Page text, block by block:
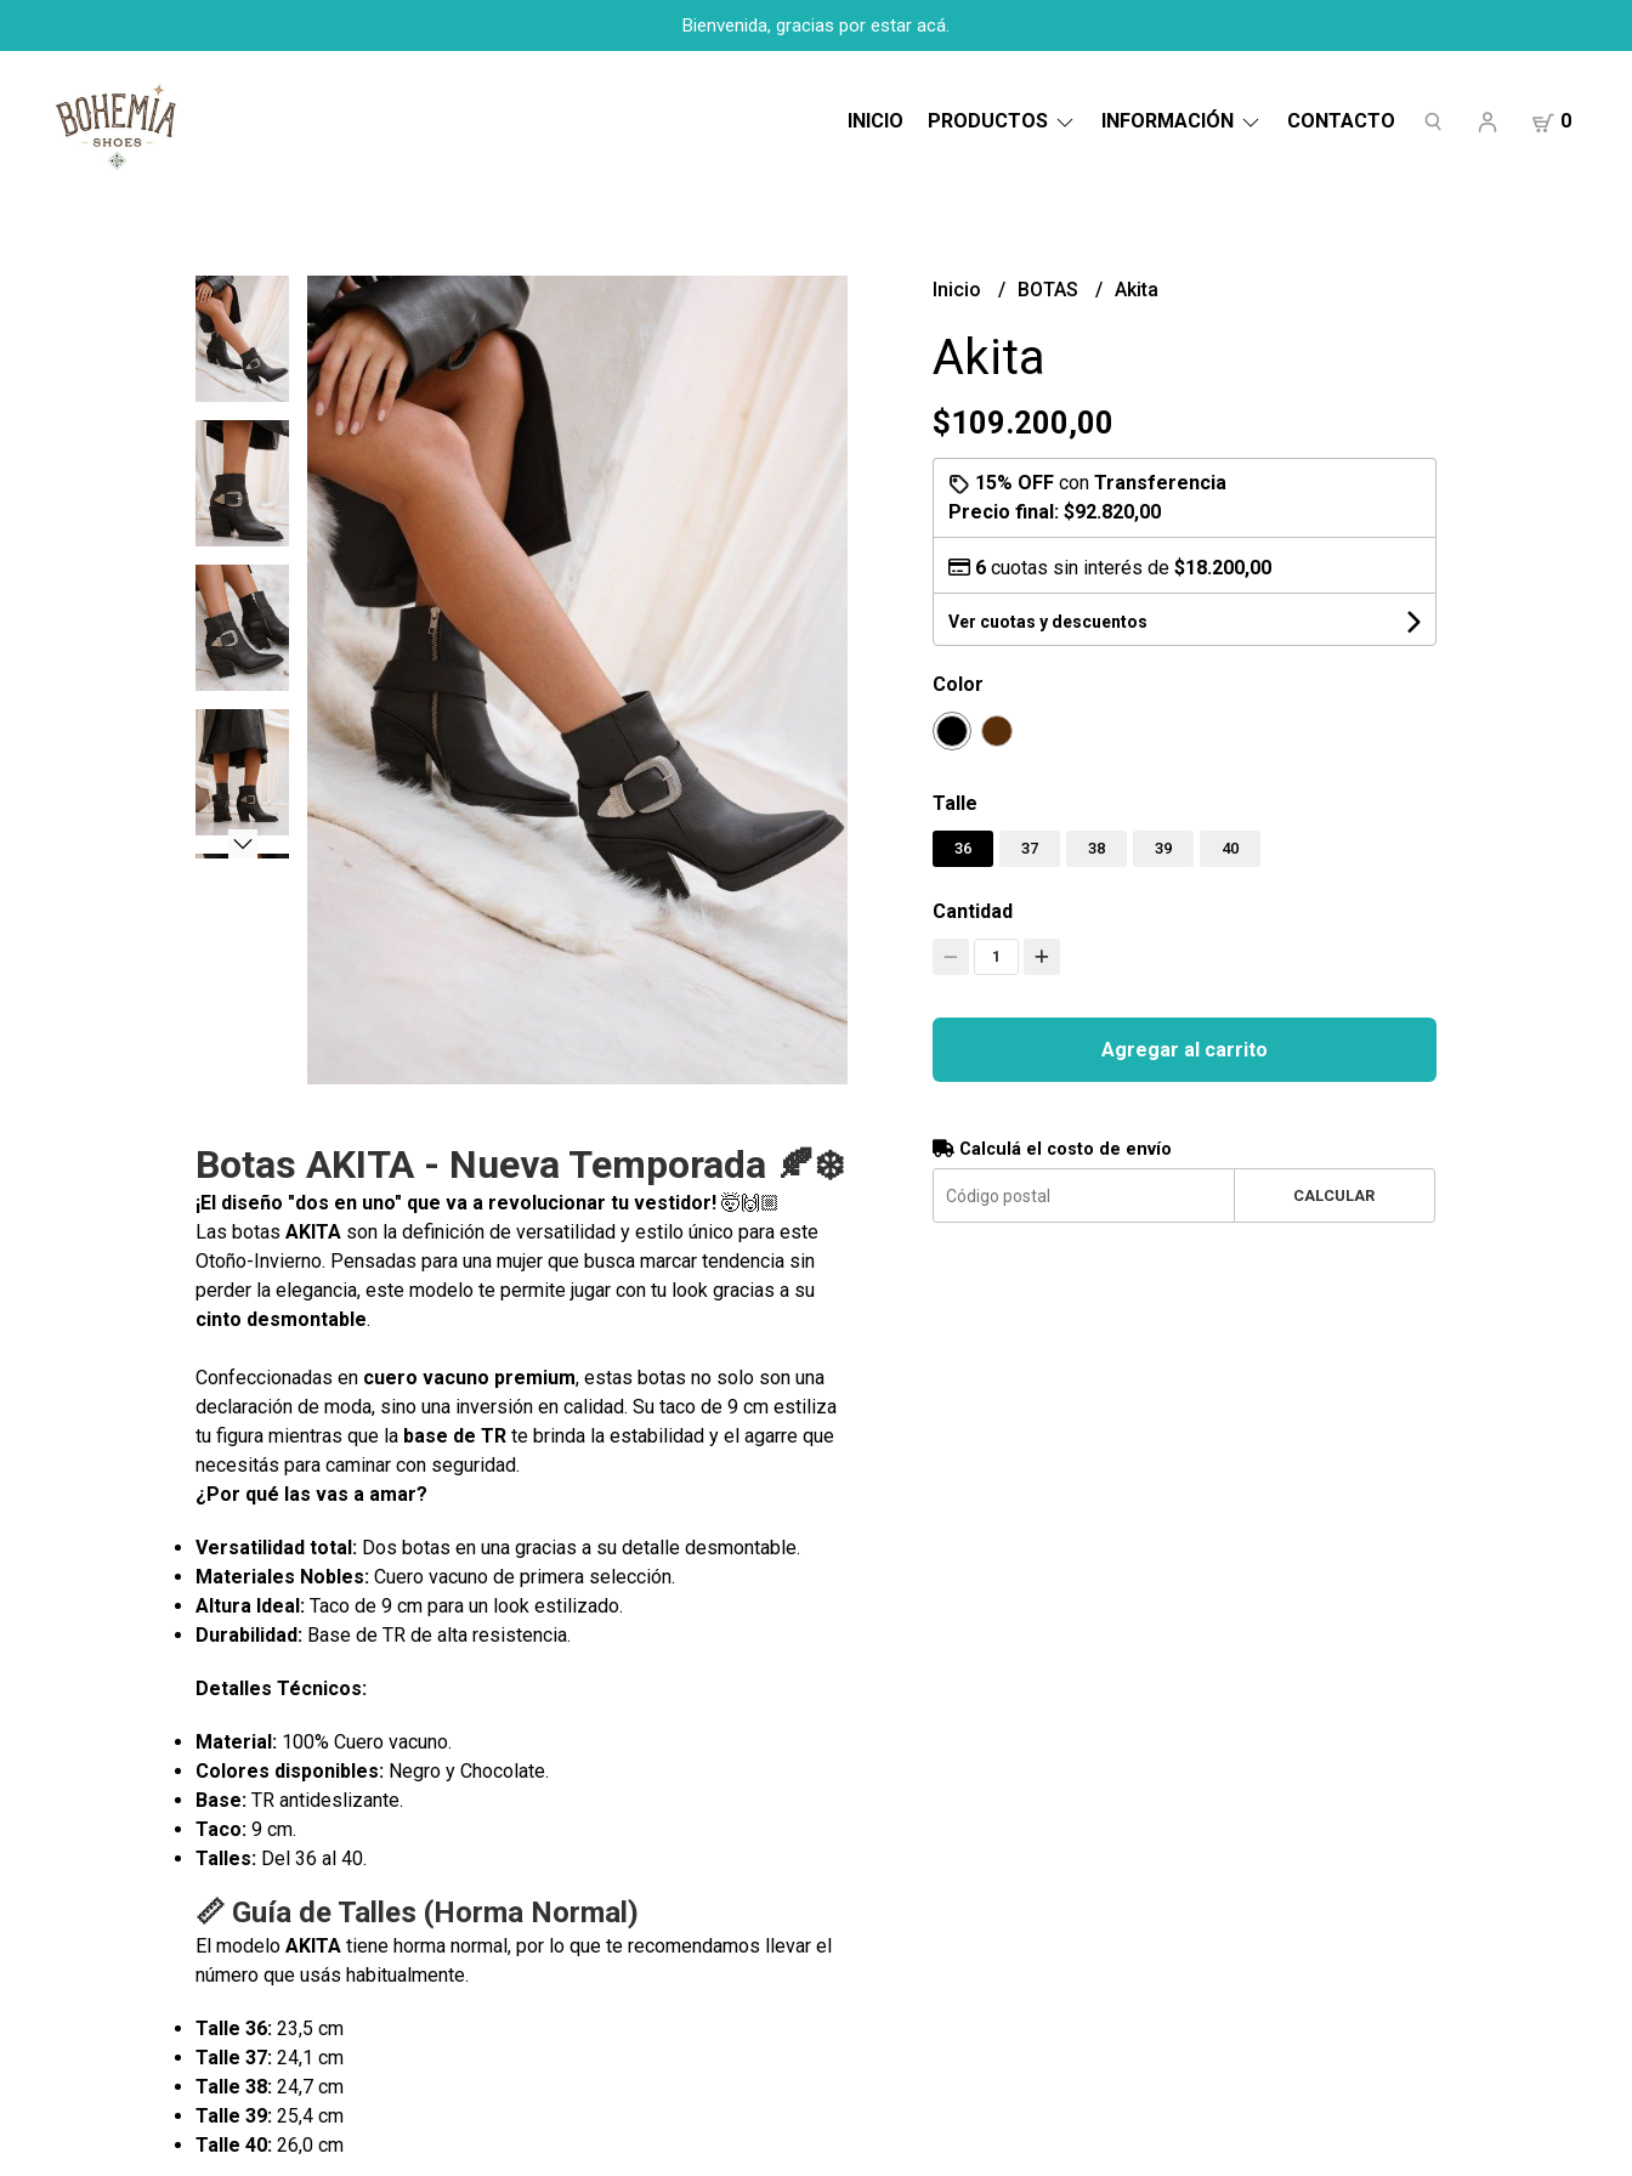
Bienvenida, gracias por estar acá.
INICIO PRODUCTOS INFORMACIÓN CONTACTO 0
Botas AKITA - Nueva Temporada 🍂❄️
¡El diseño "dos en uno" que va a revolucionar tu vestidor! 🤯🙌🏼
Las botasAKITA son la definición de versatilidad y estilo único para este
Otoño-Invierno. Pensadas para una mujer que busca marcar tendencia sin
perder la elegancia, este modelo te permite jugar con tu look gracias a su
cinto desmontable.
Confeccionadas en cuero vacuno premium, estas botas no solo son una
declaración de moda, sino una inversión en calidad. Su taco de 9 cm estiliza
tu figura mientras que la base de TR te brinda la estabilidad y el agarre que
necesitás para caminar con seguridad.
¿Por qué las vas a amar?
Versatilidad total: Dos botas en una gracias a su detalle desmontable.
Materiales Nobles: Cuero vacuno de primera selección.
Altura Ideal: Taco de 9 cm para un look estilizado.
Durabilidad: Base de TR de alta resistencia.
Detalles Técnicos:
Material: 100% Cuero vacuno.
Colores disponibles: Negro y Chocolate.
Base: TR antideslizante.
Taco: 9 cm.
Talles: Del 36 al 40.
📏 Guía de Talles (Horma Normal)
El modeloAKITA tiene horma normal, por lo que te recomendamos llevar el
número que usás habitualmente.
Talle 36: 23,5 cm
Talle 37: 24,1 cm
Talle 38: 24,7 cm
Talle 39: 25,4 cm
Talle 40: 26,0 cm
Inicio BOTAS Akita
Akita
$109.200,00
15% OFFcon Transferencia
Precio final: $92.820,00
6cuotas sin interés de $18.200,00
Ver cuotas y descuentos
Color
Talle
36 37 38 39 40
Cantidad
1
Agregar al carrito
Calculá el costo de envío
CALCULAR